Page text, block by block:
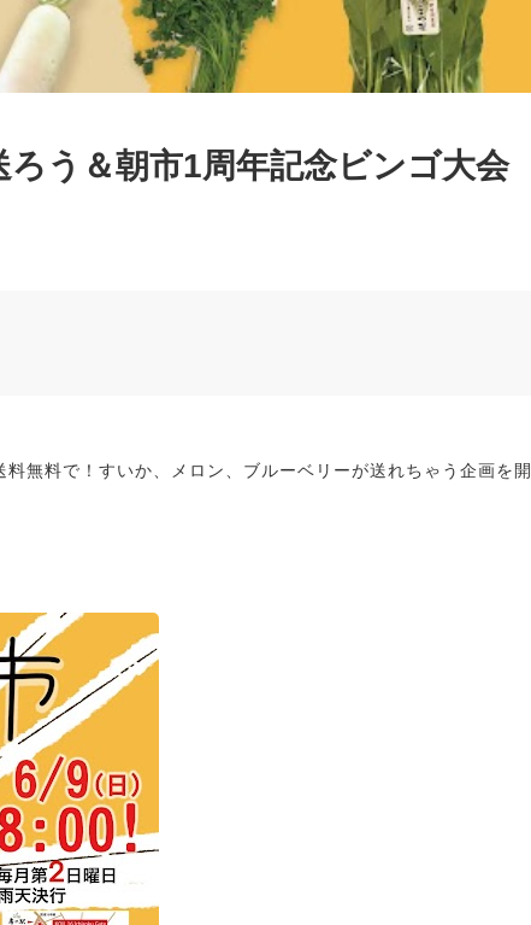
う＆朝市1周年記念ビンゴ大会
無料で！すいか、メロン、ブルーベリーが送れちゃう企画を開